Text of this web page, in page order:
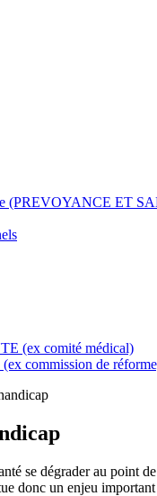
(PREVOYANCE ET
(ex comité médical)
commission de
se dégrader au point
donc un enjeu